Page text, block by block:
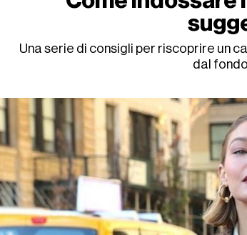
Una serie di consigli per riscoprire un
dal